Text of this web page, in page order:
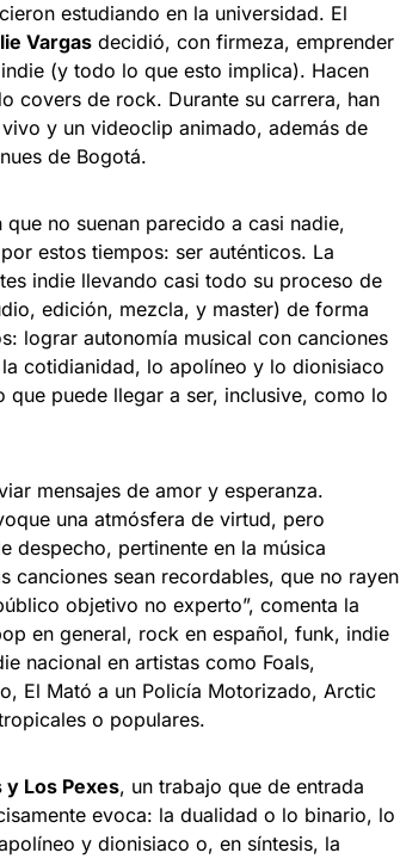
estudiando en la universidad. El
Vargas decidió, con firmeza, emprender
(y todo lo que esto implica). Hacen
covers de rock. Durante su carrera, han
y un videoclip animado, además de
de Bogotá.
que no suenan parecido a casi nadie,
estos tiempos: ser auténticos. La
indie llevando casi todo su proceso de
edición, mezcla, y master) de forma
lograr autonomía musical con canciones
cotidianidad, lo apolíneo y lo dionisiaco
puede llegar a ser, inclusive, como lo
mensajes de amor y esperanza.
una atmósfera de virtud, pero
despecho, pertinente en la música
canciones sean recordables, que no rayen
objetivo no experto”, comenta la
en general, rock en español, funk, indie
nacional en artistas como Foals,
El Mató a un Policía Motorizado, Arctic
o populares.
y Los Pexes, un trabajo que de entrada
evoca: la dualidad o lo binario, lo
y dionisiaco o, en síntesis, la